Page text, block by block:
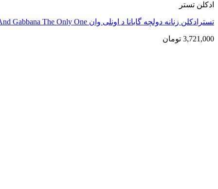
ادکلن تستر
تسترادکلن زنانه دولچه گابانا د اونلی وان Dolce And Gabbana The Only One
3,721,000 تومان